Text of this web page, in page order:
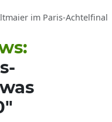
im Paris-